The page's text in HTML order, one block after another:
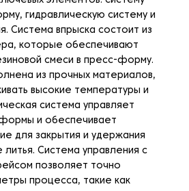
гидравлическую систему и
Система впрыска состоит из
которые обеспечивают
смеси в пресс-форму.
из прочных материалов,
высокие температуры и
система управляет
и обеспечивает
для закрытия и удержания
Система управления с
позволяет точно
процесса, такие как